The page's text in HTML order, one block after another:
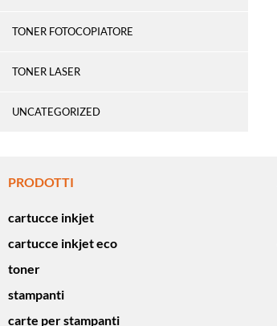
TONER FOTOCOPIATORE
TONER LASER
UNCATEGORIZED
PRODOTTI
cartucce inkjet
cartucce inkjet eco
toner
stampanti
carte per stampanti